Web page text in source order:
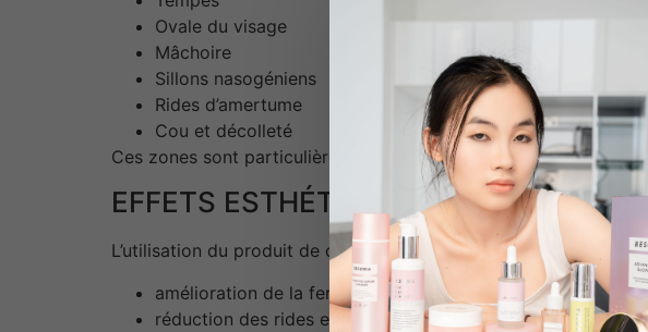
Ovale du visage
Mâchoire
Sillons nasogéniens
Rides d’amertume
Cou et décolleté
Ces zones sont particulièrement sensibles au relâchement cutané.
EFFETS ESTHÉTIQUES
L’utilisation du produit de collagène PLLA permet :
amélioration de la fermeté de la peau
réduction des rides et ridules